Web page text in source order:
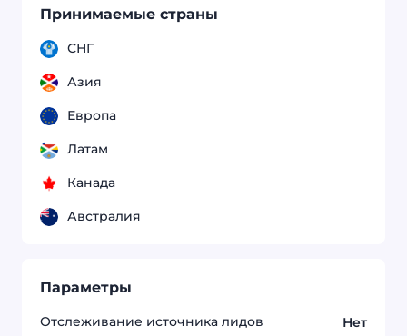
Принимаемые страны
СНГ
Азия
Европа
Латам
Канада
Австралия
Параметры
Отслеживание источника лидов Нет